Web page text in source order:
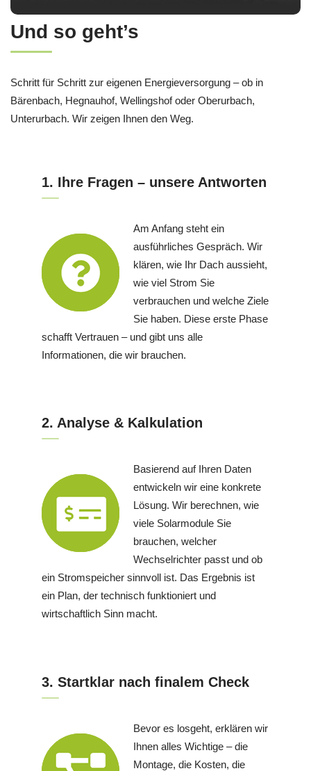
Und so geht’s
Schritt für Schritt zur eigenen Energieversorgung – ob in
Bärenbach, Hegnauhof, Wellingshof oder Oberurbach,
Unterurbach. Wir zeigen Ihnen den Weg.
1. Ihre Fragen – unsere Antworten
Am Anfang steht ein
ausführliches Gespräch. Wir
klären, wie Ihr Dach aussieht,
wie viel Strom Sie
verbrauchen und welche Ziele
Sie haben. Diese erste Phase
schafft Vertrauen – und gibt uns alle
Informationen, die wir brauchen.
2. Analyse & Kalkulation
Basierend auf Ihren Daten
entwickeln wir eine konkrete
Lösung. Wir berechnen, wie
viele Solarmodule Sie
brauchen, welcher
Wechselrichter passt und ob
ein Stromspeicher sinnvoll ist. Das Ergebnis ist
ein Plan, der technisch funktioniert und
wirtschaftlich Sinn macht.
3. Startklar nach finalem Check
Bevor es losgeht, erklären wir
Ihnen alles Wichtige – die
Montage, die Kosten, die